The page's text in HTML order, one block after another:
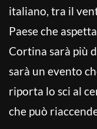
italiano, tra il
Paese che
Cortina sarà più
sarà un evento
riporta lo sci al
che può